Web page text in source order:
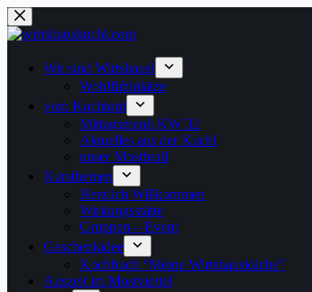
Zum
Inhalt
Wir sind Wirtshaus!
Wohlfühlplätze
vom Kochtopf
Mittagsmenü KW 32
Aktuelles aus der Kuchl
unser Mostbratl
Kursthemen
Herzlich Willkommen
Wirkungsstätte
Gruppen – Event
Geschenkidee
Kochbuch “Meine Wirtshausküche”
Auszeit im Mostviertel